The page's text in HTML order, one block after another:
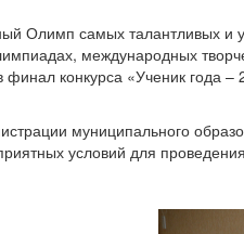
Олимп самых талантливых и
международных
финал конкурса «Ученик
технологии”.
муниципального
условий для